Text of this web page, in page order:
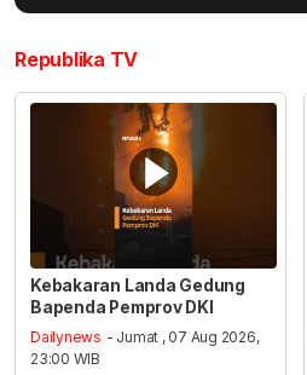
Republika TV
Kebakaran Landa Gedung
Bapenda Pemprov DKI
Dailynews - Jumat , 07 Aug 2026,
23:00 WIB